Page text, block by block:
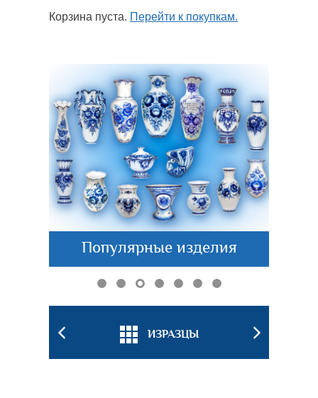
Корзина пуста. Перейти к покупкам.
Популярные изделия
ИЗРАЗЦЫ